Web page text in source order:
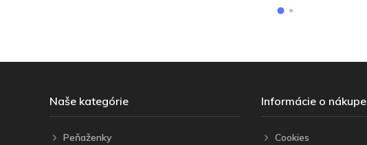
Naše kategórie
Peňaženky
Informácie o nákupe
Cookies